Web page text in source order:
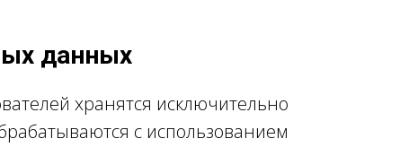
данных
хранятся исключительно
с использованием